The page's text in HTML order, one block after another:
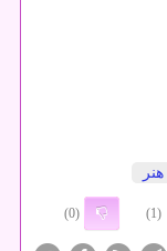
هنر
(1)
(0)